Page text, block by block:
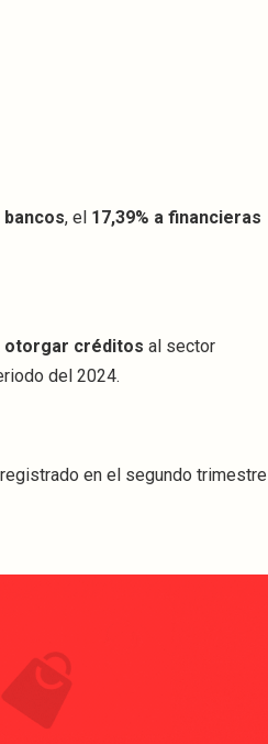
bancos, el 17,39% a financieras
otorgar créditos al sector
del 2024.
registrado en el segundo trimestre